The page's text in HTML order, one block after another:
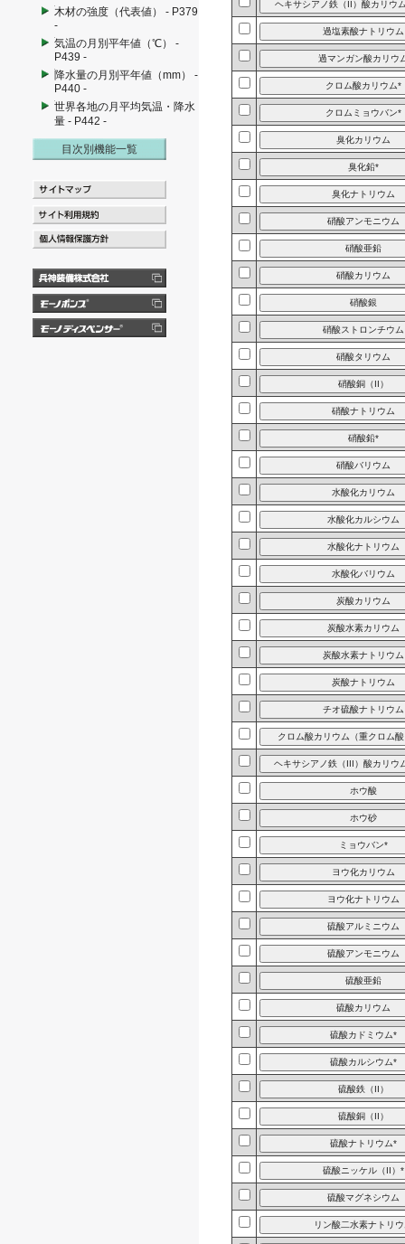
木材の強度（代表値） - P379
-
気温の月別平年値（℃） -
P439 -
降水量の月別平年値（mm） -
P440 -
世界各地の月平均気温・降水
量 - P442 -
目次別機能一覧